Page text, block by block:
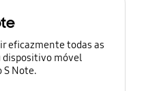
eficazmente todas as
dispositivo móvel
S Note.